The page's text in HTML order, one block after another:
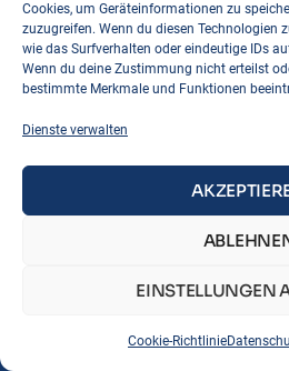
Cookies, um Geräteinformationen zu
zuzugreifen. Wenn du diesen Technologien
wie das Surfverhalten oder eindeutige IDs
Wenn du deine Zustimmung nicht erteilst
bestimmte Merkmale und Funktionen
Dienste verwalten
EINSTELLUNGEN
Cookie-Richtlinie
BLSV